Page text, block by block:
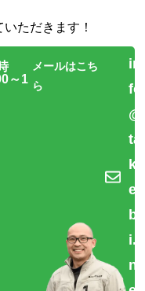
ただきます！
～1
メールはこち
ら
in
fo
@
ta
k
e
b
i.
n